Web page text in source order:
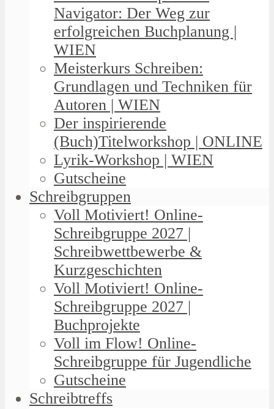
Navigator: Der Weg zur
erfolgreichen Buchplanung |
WIEN
Meisterkurs Schreiben:
Grundlagen und Techniken für
Autoren | WIEN
Der inspirierende
(Buch)Titelworkshop | ONLINE
Lyrik-Workshop | WIEN
Gutscheine
Schreibgruppen
Voll Motiviert! Online-
Schreibgruppe 2027 |
Schreibwettbewerbe &
Kurzgeschichten
Voll Motiviert! Online-
Schreibgruppe 2027 |
Buchprojekte
Voll im Flow! Online-
Schreibgruppe für Jugendliche
Gutscheine
Schreibtreffs